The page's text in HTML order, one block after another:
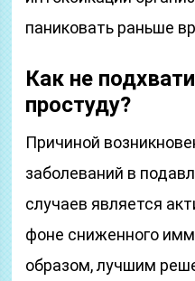
паниковать раньше
Как не
простуду?
Причиной
заболеваний в
случаев является
фоне сниженного
образом, лучшим